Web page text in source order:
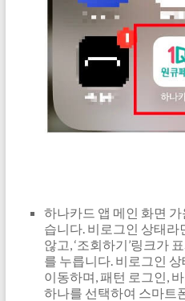
하나카드 앱 메인 화면 가
습니다. 비로그인 상태라
않고, ‘조회하기’링크가
를 누릅니다. 비로그인
이동하며, 패턴 로그인,
하나를 선택하여 스마트